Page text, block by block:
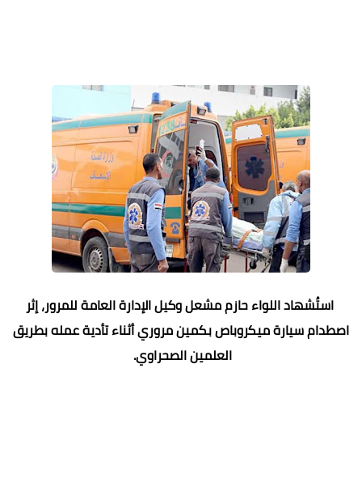
استُشهاد اللواء حازم مشعل وكيل الإدارة العامة للمرور، إثر
اصطدام سيارة ميكروباص بكمين مروري أثناء تأدية عمله بطريق
العلمين الصحراوي.